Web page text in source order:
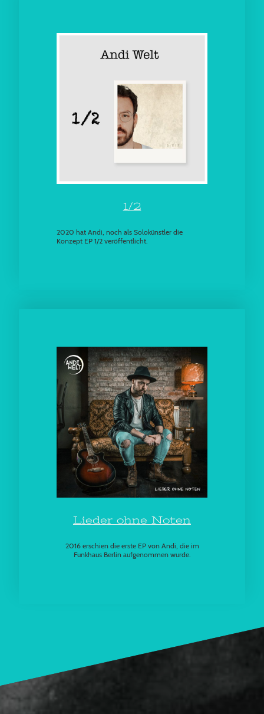
1/2
2020 hat Andi, noch als Solokünstler die
Konzept EP 1/2 veröffentlicht.
Lieder ohne Noten
2016 erschien die erste EP von Andi, die im
Funkhaus Berlin aufgenommen wurde.